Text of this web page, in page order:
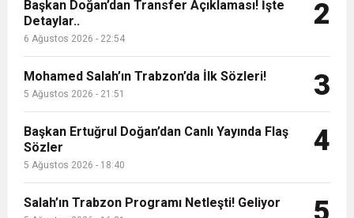
Tamamladı
18:59
22:58 Trabzonspor, Salah Transferinin Maliyetini
KAP’a Bildirdi
Başkan Doğan’dan Transfer Açıklaması! İşte
Detaylar..
6 Ağustos 2026 - 22:54
2
Mohamed Salah’ın Trabzon’da İlk Sözleri!
5 Ağustos 2026 - 21:51 3
Başkan Ertuğrul Doğan’dan Canlı Yayında Flaş
Sözler
5 Ağustos 2026 - 18:40
4
Salah’ın Trabzon Programı Netleşti! Geliyor